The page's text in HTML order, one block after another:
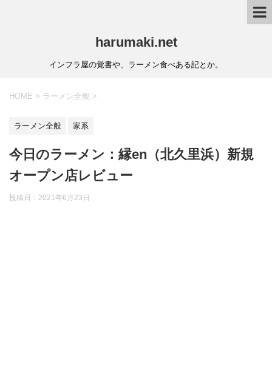
harumaki.net
インフラ屋の覚書や、ラーメン食べある記とか。
HOME > ラーメン全般 >
ラーメン全般 家系
今日のラーメン：縁en（北久里浜）新規
オープン店レビュー
投稿日：2021年6月23日